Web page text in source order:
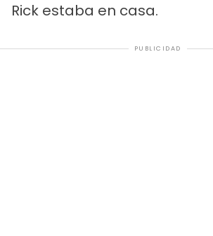
Rick estaba en casa.
PUBLICIDAD